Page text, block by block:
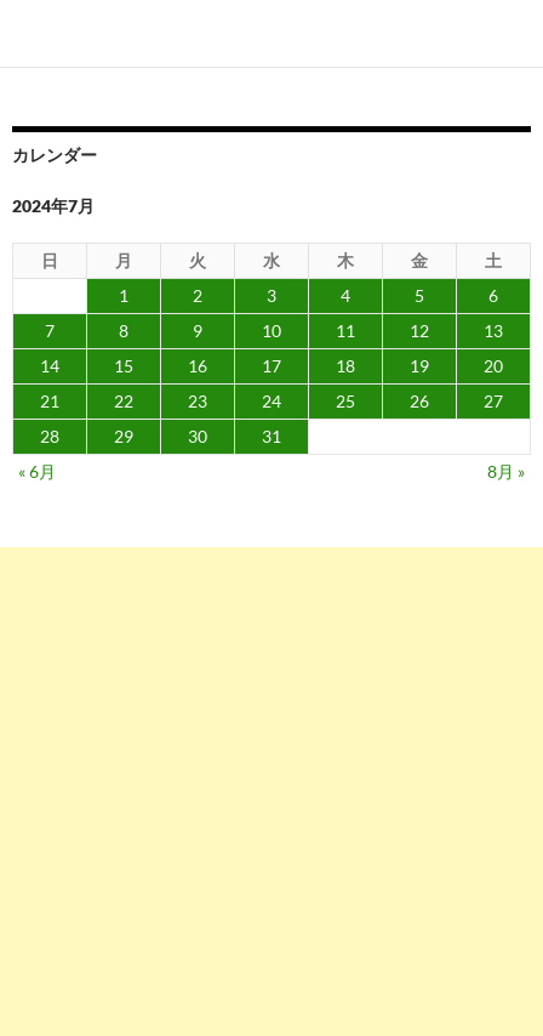
ナ
ゲ
ー
シ
ョ
ン
カレンダー
2024年7月
日 月 火 水 木 金
土
1
2 3 4 5
6
7
8 9 10 11 12
13
14
15 16 17 18 19
20
21
22 23 24 25 26
27
28
29 30
31
« 6月
8月 »